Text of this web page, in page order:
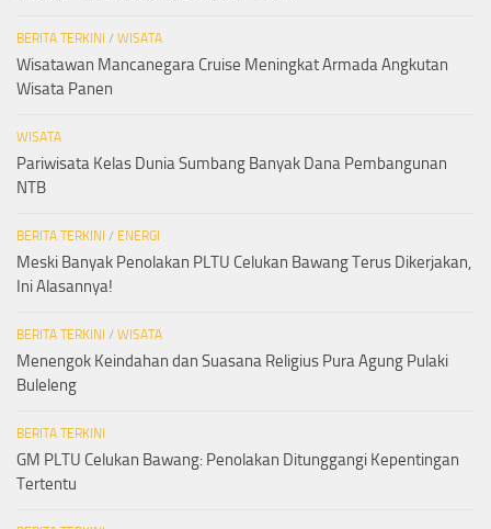
BERITA TERKINI / WISATA
Wisatawan Mancanegara Cruise Meningkat Armada Angkutan
Wisata Panen
WISATA
Pariwisata Kelas Dunia Sumbang Banyak Dana Pembangunan
NTB
BERITA TERKINI / ENERGI
Meski Banyak Penolakan PLTU Celukan Bawang Terus Dikerjakan,
Ini Alasannya!
BERITA TERKINI / WISATA
Menengok Keindahan dan Suasana Religius Pura Agung Pulaki
Buleleng
BERITA TERKINI
GM PLTU Celukan Bawang: Penolakan Ditunggangi Kepentingan
Tertentu